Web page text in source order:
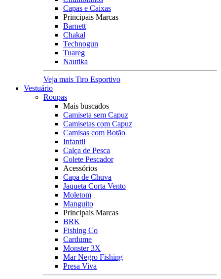
Capas e Caixas
Principais Marcas
Barnett
Chakal
Technogun
Tuareg
Nautika
Veja mais Tiro Esportivo
Vestuário
Roupas
Mais buscados
Camiseta sem Capuz
Camisetas com Capuz
Camisas com Botão
Infantil
Calça de Pesca
Colete Pescador
Acessórios
Capa de Chuva
Jaqueta Corta Vento
Moletom
Manguito
Principais Marcas
BRK
Fishing Co
Cardume
Monster 3X
Mar Negro Fishing
Presa Viva